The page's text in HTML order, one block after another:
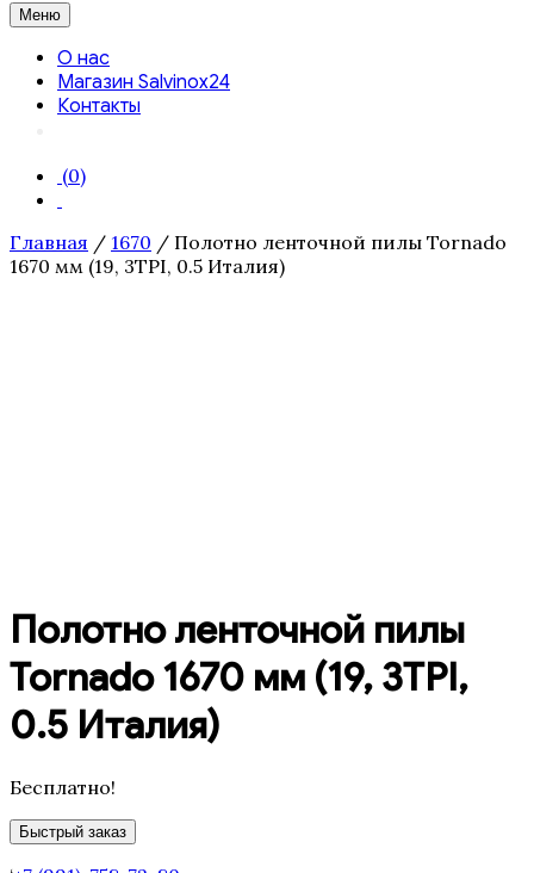
Меню
О нас
Магазин Salvinox24
Контакты
(0)
Главная / 1670 / Полотно ленточной пилы Tornado
1670 мм (19, 3TPI, 0.5 Италия)
Полотно ленточной пилы
Tornado 1670 мм (19, 3TPI,
0.5 Италия)
Бесплатно!
Быстрый заказ